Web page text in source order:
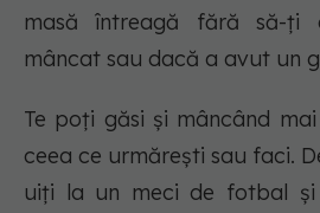
masă întreagă fără să-ți
mâncat sau dacă a avut un
Te poți găsi și mâncând
ceea ce urmărești sau faci.
uiți la un meci de fotbal